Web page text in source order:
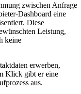
zwischen Anfrage
Dashboard eine
Diese
Leistung,
keine
erwerben,
Klick gibt er eine
aus.